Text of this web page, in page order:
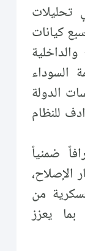
تحليلات
كيانات
السوداء
الدولة
للنظام
ضمنياً
الإصلاح،
من
بما يعزز